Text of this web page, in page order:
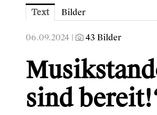
Text Bilder
06.09.2024 | 43 Bilder
sind